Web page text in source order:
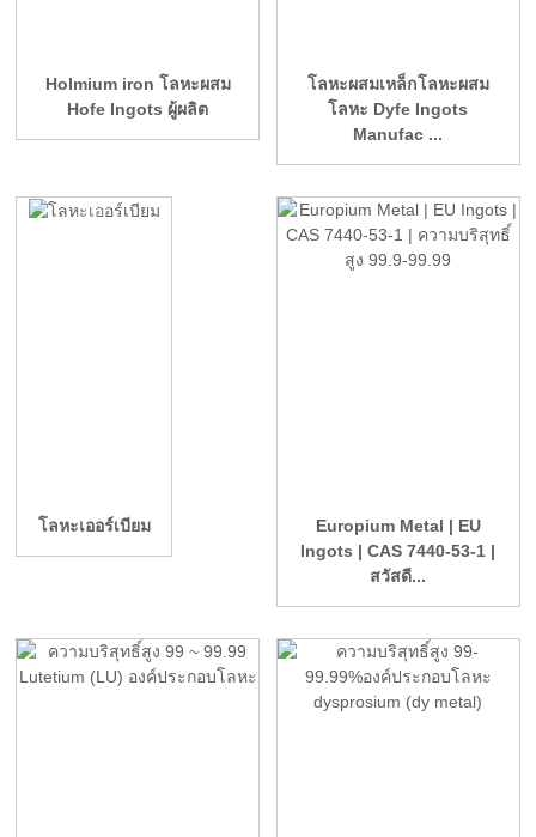
Holmium iron โลหะผสม
Hofe Ingots ผู้ผลิต
โลหะผสมเหล็กโลหะผสม
โลหะ Dyfe Ingots
Manufac ...
โลหะเออร์เบียม
Europium Metal | EU
Ingots | CAS 7440-53-1 |
สวัสดี...